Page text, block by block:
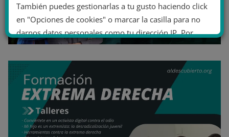
También puedes gestionarlas a tu gusto haciendo click
en "Opciones de cookies" o marcar la casilla para no
darnos datos personales como tu dirección IP. Por
último, puedes leer nuestra Política de cookies.
No dar mi información personal
Opciones de cookies Aceptar cookies
Rechazar cookies Política de cookies